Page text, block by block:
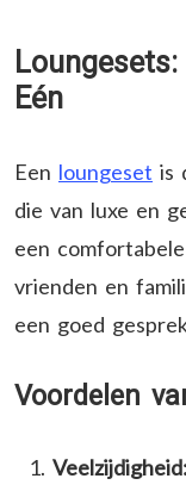
Eén
Een loungeset is
die van luxe en
een
vrienden en
een goed
Voordelen
Veelzijdigheid: